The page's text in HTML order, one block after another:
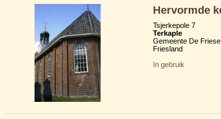
Hervormde
Tsjerkepole 7
Terkaple
Gemeente De
Friesland
In gebruik